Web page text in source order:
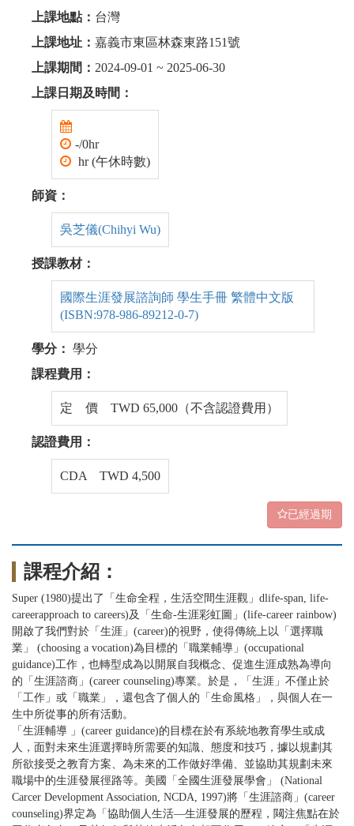
上課地點： 台灣
上課地址： 嘉義市東區林森東路151號
上課期間： 2024-09-01 ~ 2025-06-30
上課日期及時間：
-/0hr
hr (午休時數)
師資：
吳芝儀(Chihyi Wu)
授課教材：
國際生涯發展諮詢師 學生手冊 繁體中文版
(ISBN:978-986-89212-0-7)
學分： 學分
課程費用：
定 價 TWD 65,000（不含認證費用）
認證費用：
CDA TWD 4,500
已經過期
課程介紹：
Super (1980)提出了「生命全程，生活空間生涯觀」dlife-span, life-
careerapproach to careers)及「生命-生涯彩虹圖」(life-career rainbow)
開啟了我們對於「生涯」(career)的視野，使得傳統上以「選擇職
業」 (choosing a vocation)為目標的「職業輔導」(occupational
guidance)工作，也轉型成為以開展自我概念、促進生涯成熟為導向
的「生涯諮商」(career counseling)專業。於是，「生涯」不僅止於
「工作」或「職業」，還包含了個人的「生命風格」，與個人在一
生中所從事的所有活動。
「生涯輔導 」(career guidance)的目標在於有系統地教育學生或成
人，面對未來生涯選擇時所需要的知識、態度和技巧，據以規劃其
所欲接受之教育方案、為未來的工作做好準備、並協助其規劃未來
職場中的生涯發展徑路等。美國「全國生涯發展學會」 (National
Carcer Development Association, NCDA, 1997)將「生涯諮商」(career
counseling)界定為「協助個人生活—生涯發展的歷程，闚注焦點在於